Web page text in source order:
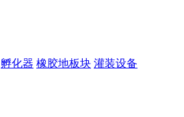
孵化器 橡胶地板块 灌装设备